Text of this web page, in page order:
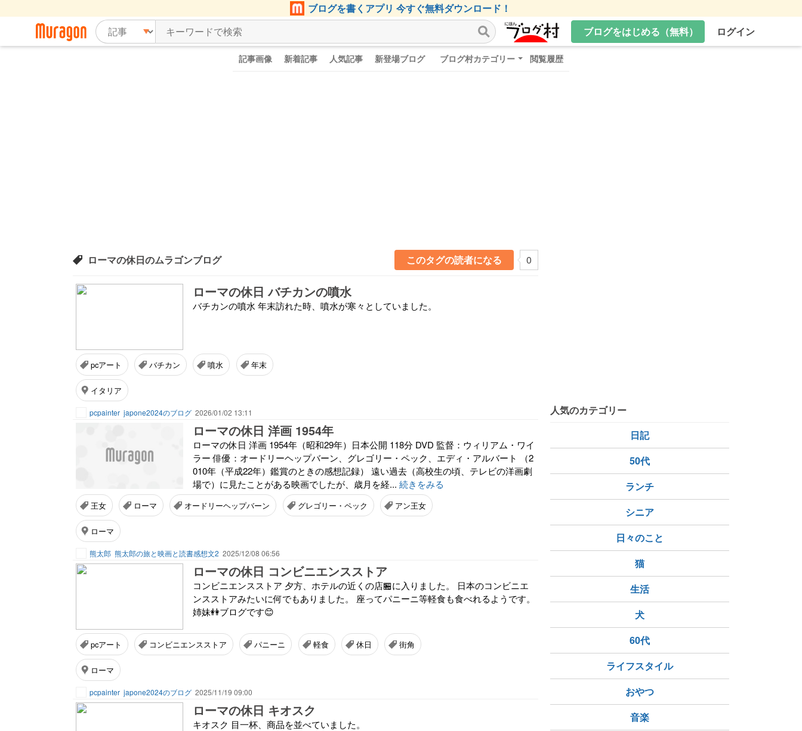
ブログを書くアプリ 今すぐ無料ダウンロード！
ブログをはじめる（無料）
ログイン
記事画像 新着記事 人気記事 新登場ブログ ブログ村カテゴリー 閲覧履歴
ローマの休日のムラゴンブログ このタグの読者になる 0
ローマの休日 バチカンの噴水
バチカンの噴水 年末訪れた時、噴水が寒々としていました。
pcアート バチカン 噴水 年末
イタリア
pcpainter japone2024のブログ 2026/01/02 13:11
ローマの休日 洋画 1954年
ローマの休日 洋画 1954年（昭和29年）日本公開 118分 DVD 監督：ウィリアム・ワイ
ラー 俳優：オードリーヘップバーン、グレゴリー・ペック、エディ・アルバート （2
010年（平成22年）鑑賞のときの感想記録） 遠い過去（高校生の頃、テレビの洋画劇
場で）に見たことがある映画でしたが、歳月を経... 続きをみる
王女 ローマ オードリーヘップバーン グレゴリー・ペック アン王女
ローマ
熊太郎 熊太郎の旅と映画と読書感想文2 2025/12/08 06:56
ローマの休日 コンビニエンスストア
コンビニエンスストア 夕方、ホテルの近くの店🏪に入りました。 日本のコンビニエ
ンスストアみたいに何でもありました。 座ってパニーニ等軽食も食べれるようです。
姉妹👭ブログです😊
pcアート コンビニエンスストア パニーニ 軽食 休日 街角
ローマ
pcpainter japone2024のブログ 2025/11/19 09:00
ローマの休日 キオスク
キオスク 目一杯、商品を並べていました。
人気のカテゴリー
日記
50代
ランチ
シニア
日々のこと
猫
生活
犬
60代
ライフスタイル
おやつ
音楽